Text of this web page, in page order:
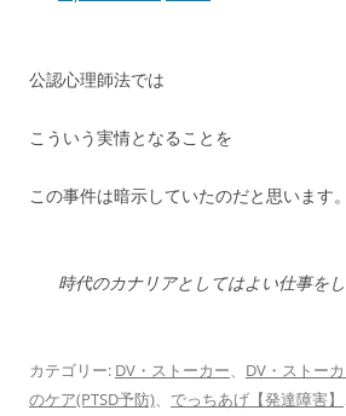
公認心理師法では
こういう実情となることを
この事件は暗示していたのだと思います。
時代のカナリアとしてはよい仕事を
カテゴリー: DV・ストーカー、 DV・ストー
のケア(PTSD予防)、 でっちあげ【発達障害】